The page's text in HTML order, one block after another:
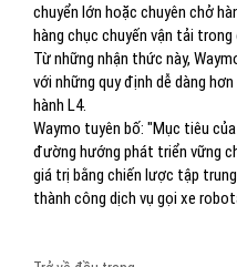
chuyển lớn hoặc chuyên chở
hàng chục chuyến vận tải trong
Từ những nhận thức này,
với những quy định dễ dàng
hành L4.
Waymo tuyên bố: "Mục tiêu
đường hướng phát triển vững
giá trị bằng chiến lược tập
thành công dịch vụ gọi xe